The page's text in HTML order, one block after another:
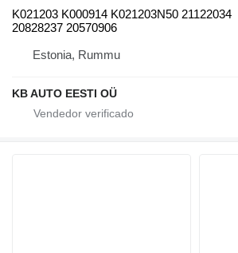
K021203 K000914 K021203N50 21122034
20828237 20570906
Estonia, Rummu
KB AUTO EESTI OÜ